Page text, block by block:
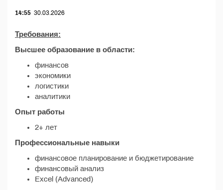
14:55 30.03.2026
Требования:
Высшее образование в области:
финансов
экономики
логистики
аналитики
Опыт работы
2+ лет
Профессиональные навыки
финансовое планирование и бюджетирование
финансовый анализ
Excel (Advanced)